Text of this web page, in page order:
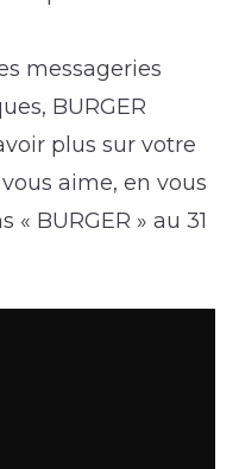
messageries
BURGER
plus sur votre
aime, en vous
BURGER » au 31